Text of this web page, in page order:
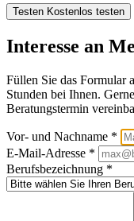
Testen Kostenlos testen
Interesse an
Füllen Sie das Formular
Stunden bei Ihnen.
Beratungstermin
Vor- und Nachname *
E-Mail-Adresse *
Berufsbezeichnung *